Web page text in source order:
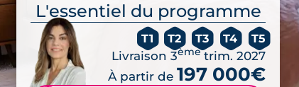
L'essentiel du programme
T1 T2 T3 T4 T5
Livraison 3èmetrim. 2027
À partir de 197 000€